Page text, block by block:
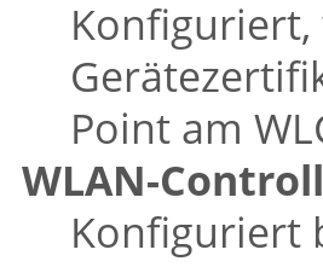
Point am
WLAN-
Konfiguriert